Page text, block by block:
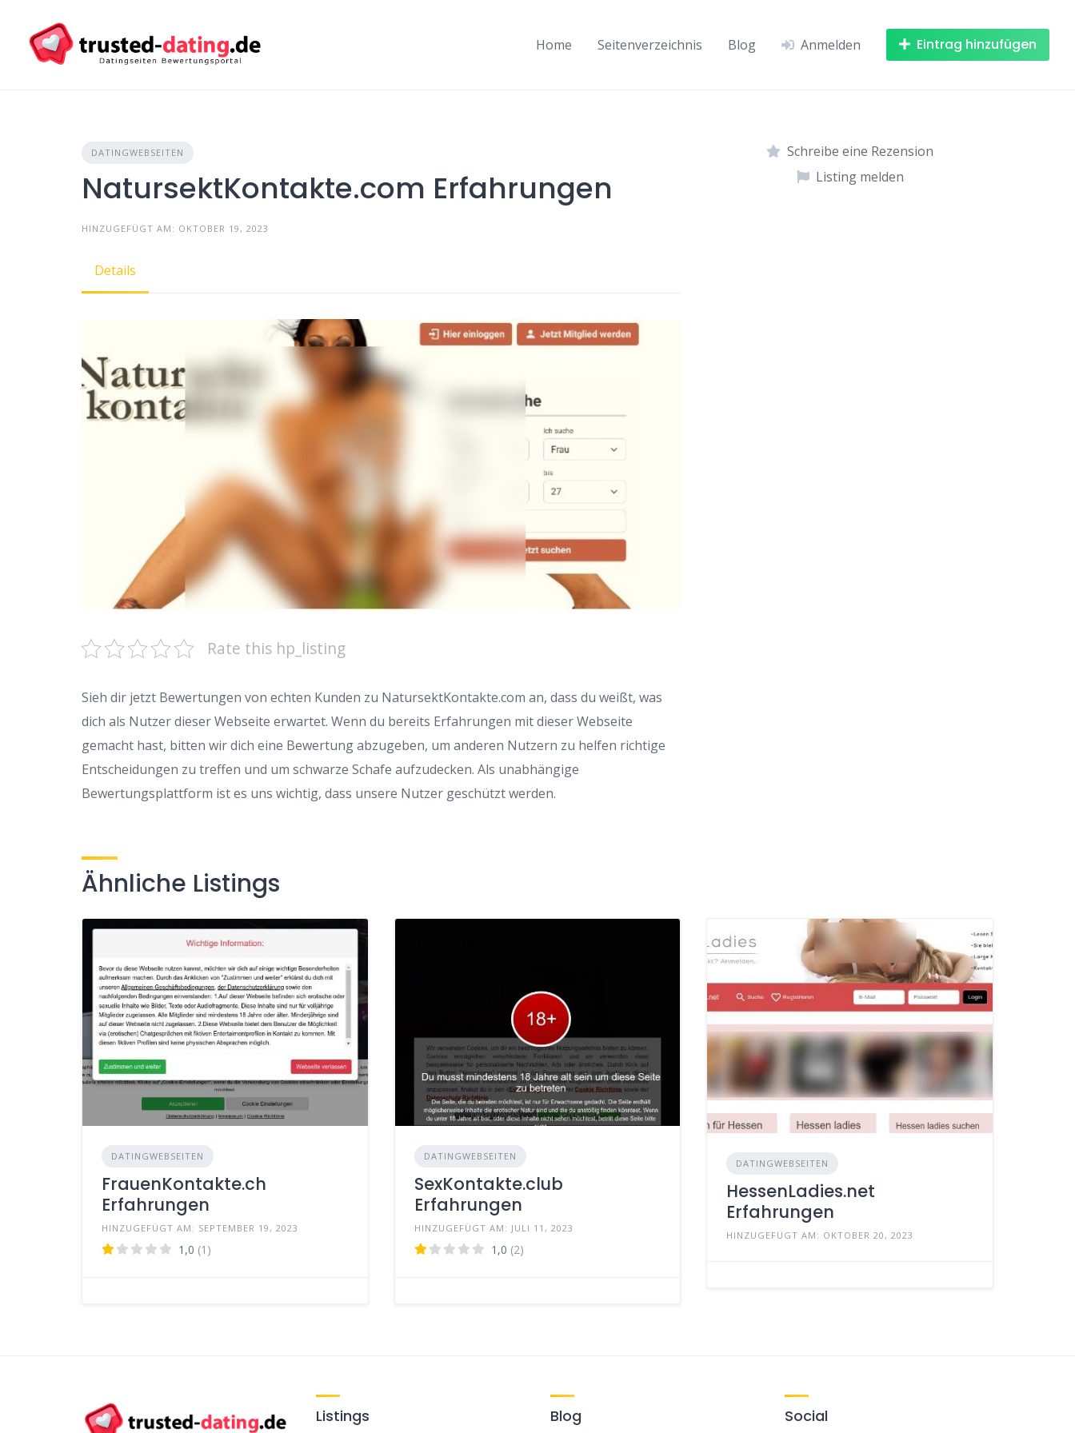
content
Home Seitenverzeichnis Blog Anmelden Eintrag hinzufügen
DATINGWEBSEITEN
NatursektKontakte.com Erfahrungen
HINZUGEFÜGT AM: OKTOBER 19, 2023
Details
Rate this hp_listing
Sieh dir jetzt Bewertungen von echten Kunden zu NatursektKontakte.com an, dass du weißt, was
dich als Nutzer dieser Webseite erwartet. Wenn du bereits Erfahrungen mit dieser Webseite
gemacht hast, bitten wir dich eine Bewertung abzugeben, um anderen Nutzern zu helfen richtige
Entscheidungen zu treffen und um schwarze Schafe aufzudecken. Als unabhängige
Bewertungsplattform ist es uns wichtig, dass unsere Nutzer geschützt werden.
Schreibe eine Rezension
Listing melden
Ähnliche Listings
DATINGWEBSEITEN
FrauenKontakte.ch
Erfahrungen
HINZUGEFÜGT AM: SEPTEMBER 19, 2023
1,0 (1)
DATINGWEBSEITEN
SexKontakte.club
Erfahrungen
HINZUGEFÜGT AM: JULI 11, 2023
1,0 (2)
DATINGWEBSEITEN
HessenLadies.net
Erfahrungen
HINZUGEFÜGT AM: OKTOBER 20, 2023
Listings Blog Social